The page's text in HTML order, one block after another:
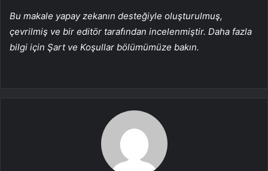
Bu makale yapay zekanın desteğiyle oluşturulmuş,
çevrilmiş ve bir editör tarafından incelenmiştir. Daha fazla
bilgi için Şart ve Koşullar bölümümüze bakın.